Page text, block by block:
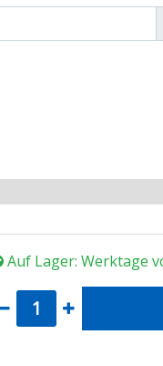
Auf Lager: Werktage